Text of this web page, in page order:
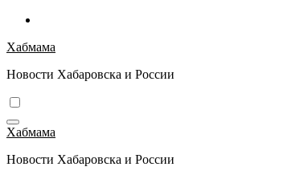
Перейти
содержимому
Хабмама
Новости Хабаровска и России
Хабмама
Новости Хабаровска и России